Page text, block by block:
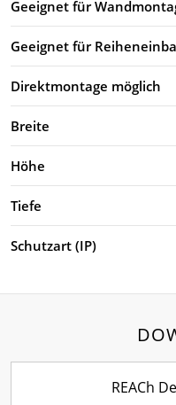
Geeignet für
Geeignet für
Direktmontage möglich
Breite
Höhe
Tiefe
Schutzart (IP)
REACh